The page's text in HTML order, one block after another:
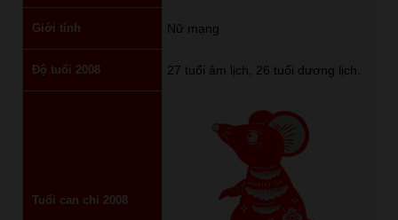
Giới tính Nữ mạng
Độ tuổi 2008 27 tuổi âm lịch, 26 tuổi dương lịch.
Tuổi can chi 2008